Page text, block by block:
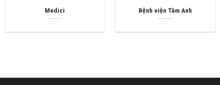
Medici Bệnh viện Tâm Anh